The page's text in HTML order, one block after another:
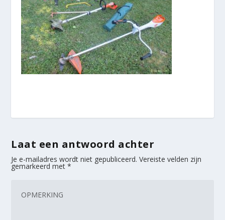
Laat een antwoord achter
Je e-mailadres wordt niet gepubliceerd. Vereiste velden zijn
gemarkeerd met*